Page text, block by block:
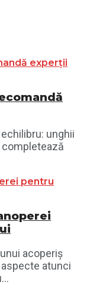
unghii
acoperiș
atunci